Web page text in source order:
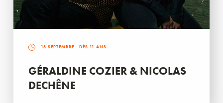
18 SEPTEMBRE - DÈS 11 ANS
GÉRALDINE COZIER & NICOLAS
DECHÊNE